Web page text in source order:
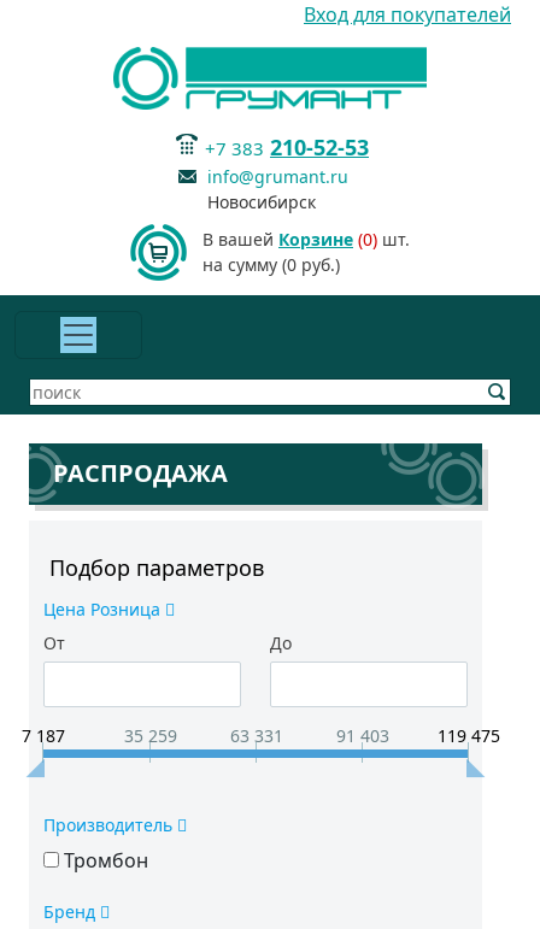
Вход для покупателей
+7 383 210-52-53
info@grumant.ru
Новосибирск
В вашей Корзине (0) шт.
на сумму (0 руб.)
РАСПРОДАЖА
Подбор параметров
Цена Розница
От
До
7 187 35 259 63 331 91 403 119 475
Производитель
Тромбон
Бренд